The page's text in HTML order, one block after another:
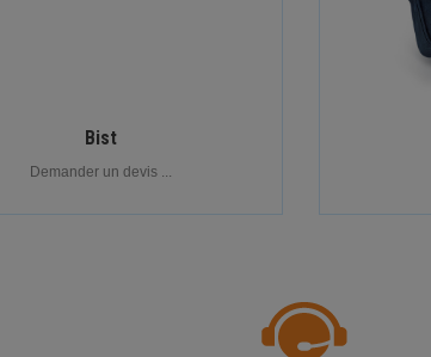
Bist
Demander un devis ...